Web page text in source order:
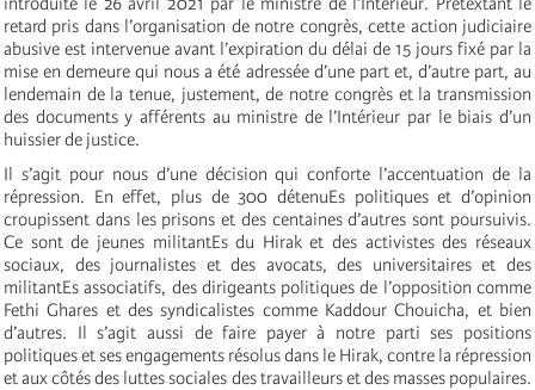
retard pris dans l’organisation de notre congrès, cette action judiciaire
abusive est intervenue avant l’expiration du délai de 15 jours fixé par la
mise en demeure qui nous a été adressée d’une part et, d’autre part, au
lendemain de la tenue, justement, de notre congrès et la transmission
des documents y afférents au ministre de l’Intérieur par le biais d’un
huissier de justice.
Il s’agit pour nous d’une décision qui conforte l’accentuation de la
répression. En effet, plus de 300 détenuEs politiques et d’opinion
croupissent dans les prisons et des centaines d’autres sont poursuivis.
Ce sont de jeunes militantEs du Hirak et des activistes des réseaux
sociaux, des journalistes et des avocats, des universitaires et des
militantEs associatifs, des dirigeants politiques de l’opposition comme
Fethi Ghares et des syndicalistes comme Kaddour Chouicha, et bien
d’autres. Il s’agit aussi de faire payer à notre parti ses positions
politiques et ses engagements résolus dans le Hirak, contre la répression
et aux côtés des luttes sociales des travailleurs et des masses populaires.